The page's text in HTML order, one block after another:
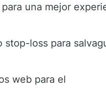
una mejor
stop-loss para
web para el